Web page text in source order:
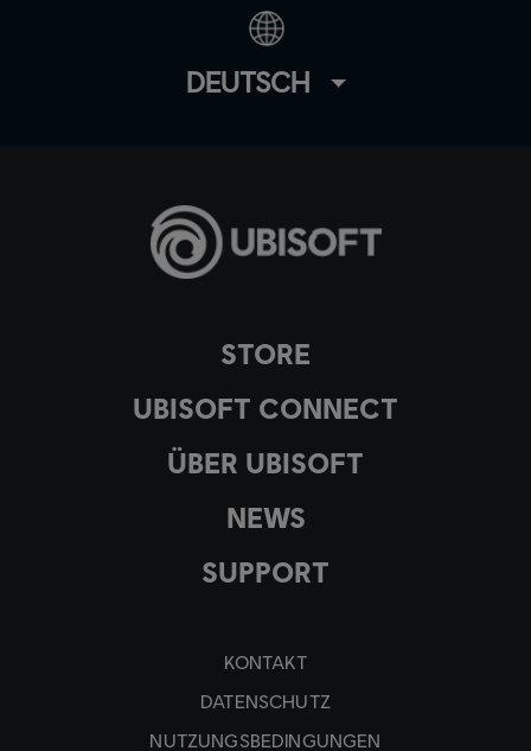
STORE
UBISOFT CONNECT
ÜBER UBISOFT
NEWS
SUPPORT
KONTAKT
DATENSCHUTZ
NUTZUNGSBEDINGUNGEN
DEUTSCH